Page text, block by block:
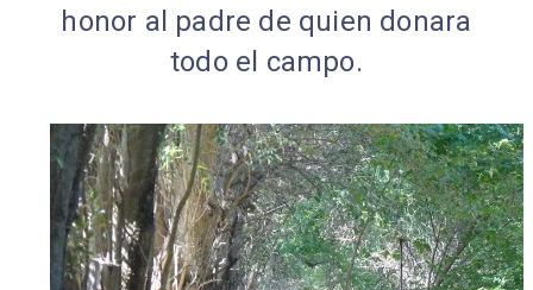
honor al padre de quien donara
todo el campo.